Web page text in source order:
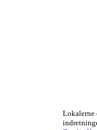
Lokalerne